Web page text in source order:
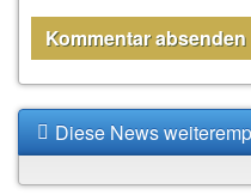
Diese News